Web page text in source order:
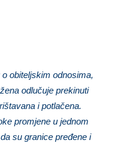
obiteljskim odnosima,
odlučuje prekinuti
i potlačena.
promjene u jednom
su granice pređene i